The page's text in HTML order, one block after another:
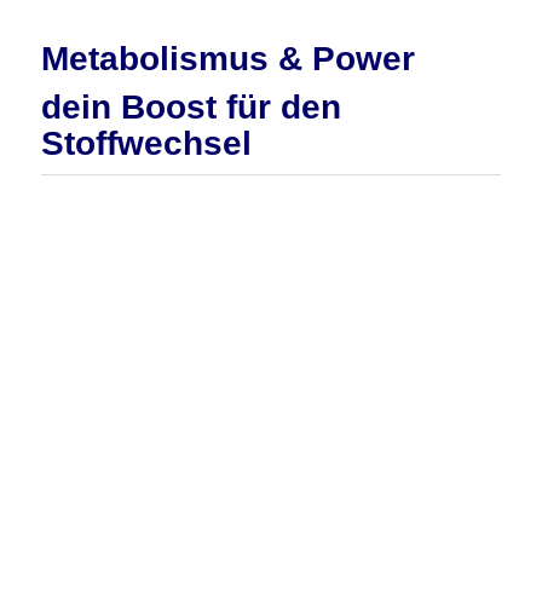
Metabolismus & Power
dein Boost für den
Stoffwechsel